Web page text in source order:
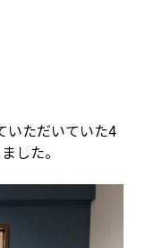
いただいていた4
した。